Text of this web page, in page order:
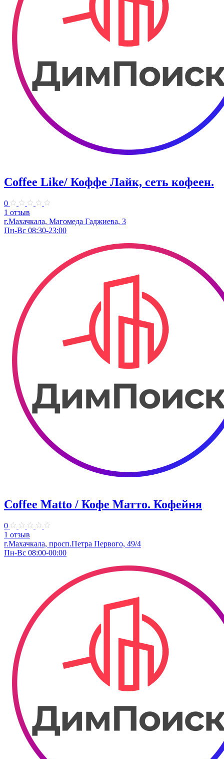
Coffee Like/ Коффе Лайк, сеть кофеен.
0
1 отзыв
г.Махачкала, Магомеда Гаджиева, 3
Пн-Вс 08:30-23:00
Coffee Matto / Кофе Матто. Кофейня
0
1 отзыв
г.Махачкала, ​просп.Петра Первого, 49/4
Пн-Вс 08:00-00:00